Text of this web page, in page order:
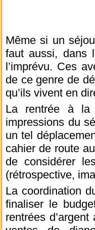
Même si un
faut aussi, dans
l’imprévu. Ces
de ce genre de
qu’ils vivent en
La rentrée à la
impressions du
un tel
cahier de route
de considérer
(rétrospective,
La coordination
finaliser le
rentrées